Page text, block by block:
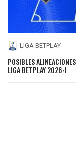
LIGA BETPLAY
POSIBLES
LIGA BETPLAY 2026-I